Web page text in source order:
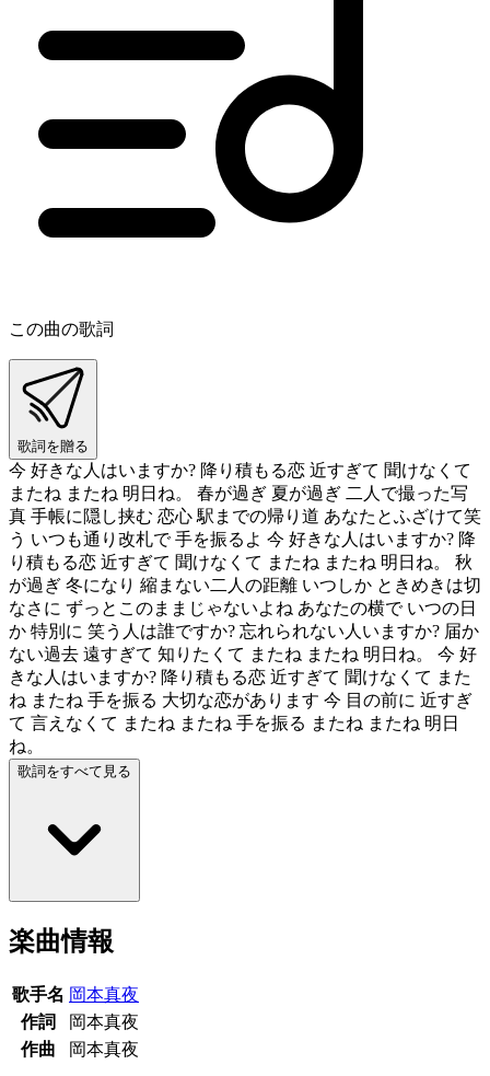
この曲の歌詞
歌詞を贈る
今 好きな人はいますか? 降り積もる恋 近すぎて 聞けなくて
またね またね 明日ね。 春が過ぎ 夏が過ぎ 二人で撮った写
真 手帳に隠し挟む 恋心 駅までの帰り道 あなたとふざけて笑
う いつも通り改札で 手を振るよ 今 好きな人はいますか? 降
り積もる恋 近すぎて 聞けなくて またね またね 明日ね。 秋
が過ぎ 冬になり 縮まない二人の距離 いつしか ときめきは切
なさに ずっとこのままじゃないよね あなたの横で いつの日
か 特別に 笑う人は誰ですか? 忘れられない人いますか? 届か
ない過去 遠すぎて 知りたくて またね またね 明日ね。 今 好
きな人はいますか? 降り積もる恋 近すぎて 聞けなくて また
ね またね 手を振る 大切な恋があります 今 目の前に 近すぎ
て 言えなくて またね またね 手を振る またね またね 明日
ね。
歌詞をすべて見る
楽曲情報
歌手名 岡本真夜
作詞
岡本真夜
作曲
岡本真夜